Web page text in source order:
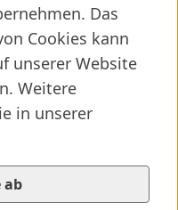
Das
Cookies kann
unserer Website
Weitere
in unserer
ab